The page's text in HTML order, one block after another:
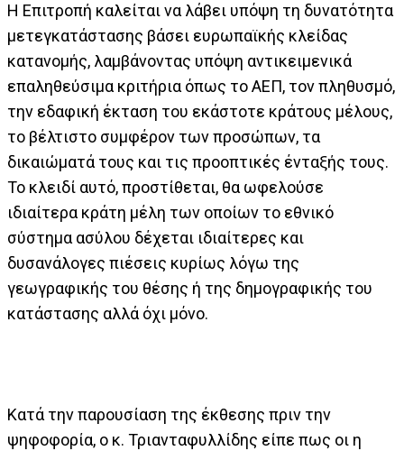
Η Επιτροπή καλείται να λάβει υπόψη τη δυνατότητα
μετεγκατάστασης βάσει ευρωπαϊκής κλείδας
κατανομής, λαμβάνοντας υπόψη αντικειμενικά
επαληθεύσιμα κριτήρια όπως το ΑΕΠ, τον πληθυσμό,
την εδαφική έκταση του εκάστοτε κράτους μέλους,
το βέλτιστο συμφέρον των προσώπων, τα
δικαιώματά τους και τις προοπτικές ένταξής τους.
Το κλειδί αυτό, προστίθεται, θα ωφελούσε
ιδιαίτερα κράτη μέλη των οποίων το εθνικό
σύστημα ασύλου δέχεται ιδιαίτερες και
δυσανάλογες πιέσεις κυρίως λόγω της
γεωγραφικής του θέσης ή της δημογραφικής του
κατάστασης αλλά όχι μόνο.
Κατά την παρουσίαση της έκθεσης πριν την
ψηφοφορία, ο κ. Τριανταφυλλίδης είπε πως οι η